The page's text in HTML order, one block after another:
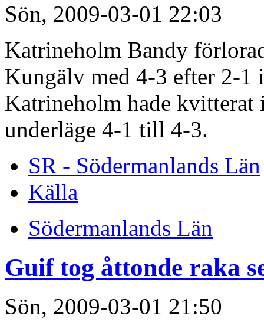
Sön, 2009-03-01 22:03
Katrineholm Bandy
Kungälv med 4-3 efter 2-1
Katrineholm hade kvitterat
underläge 4-1 till 4-3.
SR - Södermanlands Län
Källa
Södermanlands Län
Guif tog åttonde raka
Sön, 2009-03-01 21:50